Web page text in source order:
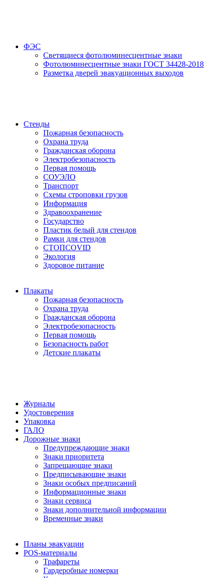
ФЭС
Светящиеся фотолюминесцентные знаки
Фотолюминесцентные знаки ГОСТ 34428-2018
Разметка дверей эвакуационных выходов
Стенды
Пожарная безопасность
Охрана труда
Гражданская оборона
Электробезопасность
Первая помощь
СОУЭЛО
Транспорт
Схемы строповки грузов
Информация
Здравоохранение
Государство
Пластик белый для стендов
Рамки для стендов
СТОПCOVID
Экология
Здоровое питание
Плакаты
Пожарная безопасность
Охрана труда
Гражданская оборона
Электробезопасность
Первая помощь
Безопасность работ
Детские плакаты
Журналы
Удостоверения
Упаковка
ГАЛО
Дорожные знаки
Предупреждающие знаки
Знаки приоритета
Запрещающие знаки
Предписывающие знаки
Знаки особых предписаний
Информационные знаки
Знаки сервиса
Знаки дополнительной информации
Временные знаки
Планы эвакуации
POS-материалы
Трафареты
Гардеробные номерки